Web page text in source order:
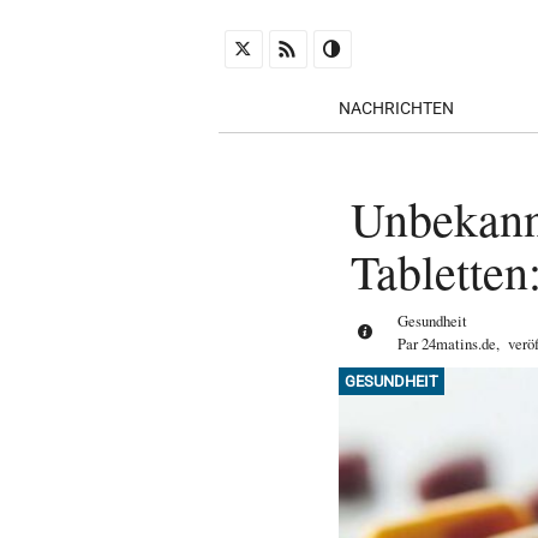
NACHRICHTEN
Gesundheit
Par24matins.de,
GESUNDHEIT